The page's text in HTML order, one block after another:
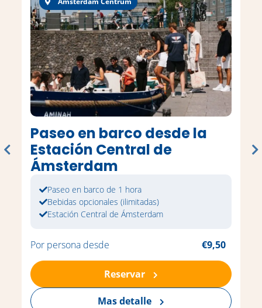
Paseo en barco desde la
Estación Central de
Ámsterdam
Paseo en barco de 1 hora
Bebidas opcionales (ilimitadas)
Estación Central de Ámsterdam
Por persona desde €9,50
Reservar
Mas detalle